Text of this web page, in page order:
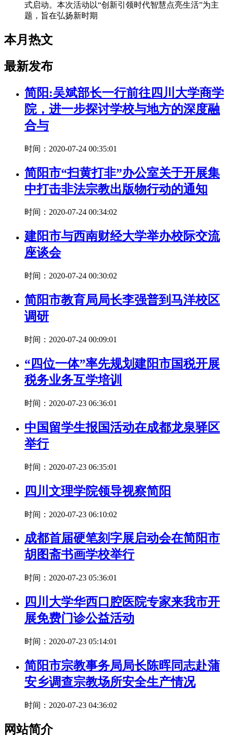
式启动。本次活动以“创新引领时代智慧点亮生活”为主
题，旨在弘扬新时期
本月热文
最新发布
简阳:吴斌部长一行前往四川大学商学
院，进一步探讨学校与地方的深度融
合与
时间：2020-07-24 00:35:01
简阳市“扫黄打非”办公室关于开展集
中打击非法宗教出版物行动的通知
时间：2020-07-24 00:34:02
建阳市与西南财经大学举办校际交流
座谈会
时间：2020-07-24 00:30:02
简阳市教育局局长李强普到马洋校区
调研
时间：2020-07-24 00:09:01
“四位一体”率先规划建阳市国税开展
税务业务互学培训
时间：2020-07-23 06:36:01
中国留学生报国活动在成都龙泉驿区
举行
时间：2020-07-23 06:35:01
四川文理学院领导视察简阳
时间：2020-07-23 06:10:02
成都首届硬笔刻字展启动会在简阳市
胡图斋书画学校举行
时间：2020-07-23 05:36:01
四川大学华西口腔医院专家来我市开
展免费门诊公益活动
时间：2020-07-23 05:14:01
简阳市宗教事务局局长陈晖同志赴蒲
安乡调查宗教场所安全生产情况
时间：2020-07-23 04:36:02
网站简介